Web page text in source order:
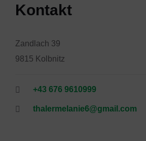
Kontakt
Zandlach 39
9815 Kolbnitz
+43 676 9610999
thalermelanie6@gmail.com